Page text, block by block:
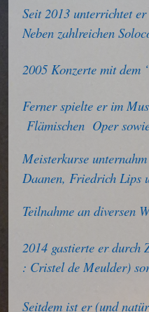
Seit 2013 unterrichtet
Neben zahlreichen
2005 Konzerte mit dem
Ferner spielte er im
Flämischen Oper
Meisterkurse
Daanen, Friedrich Lips
Teilnahme an diversen
2014 gastierte er durch
: Cristel de Meulder)
Seitdem ist er (und